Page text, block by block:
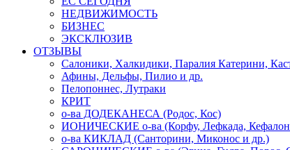
НЕДВИЖИМОСТЬ
БИЗНЕС
ЭКСКЛЮЗИВ
ОТЗЫВЫ
Салоники, Халкидики, Паралия Катерини,
Афины, Дельфы, Пилио и др.
Пелопоннес, Лутраки
КРИТ
о-ва ДОДЕКАНЕСА (Родос, Кос)
ИОНИЧЕСКИЕ о-ва (Корфу, Лефкада,
о-ва КИКЛАД (Санторини, Миконос и др.)